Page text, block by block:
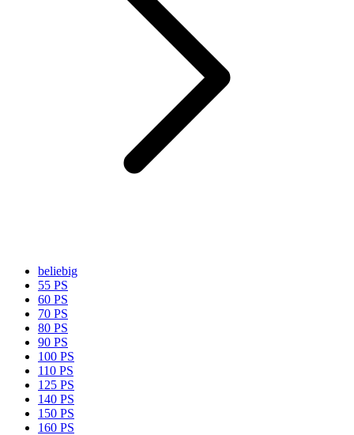
beliebig
55 PS
60 PS
70 PS
80 PS
90 PS
100 PS
110 PS
125 PS
140 PS
150 PS
160 PS